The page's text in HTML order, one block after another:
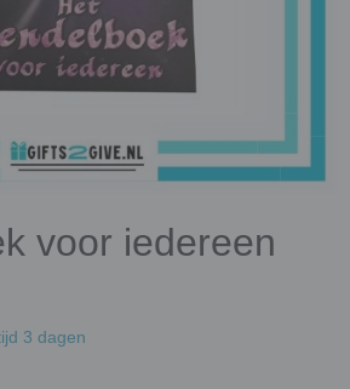
voor iedereen
3 dagen